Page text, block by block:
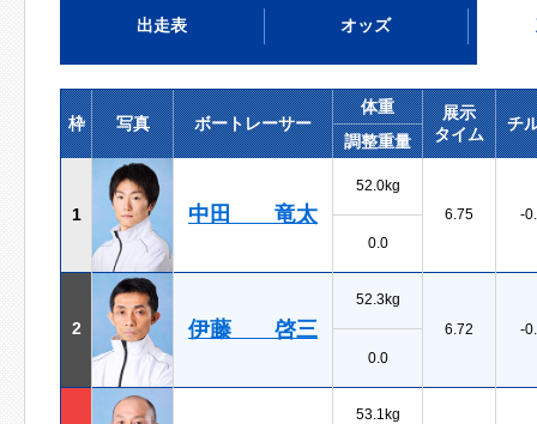
出走表 オッズ
枠 写真 ボートレーサー
体重
展示
タイム
チ
調整重量
1 中田 竜太
52.0kg
6.75
-
0.0
2 伊藤 啓三
52.3kg
6.72
-
0.0
53.1kg